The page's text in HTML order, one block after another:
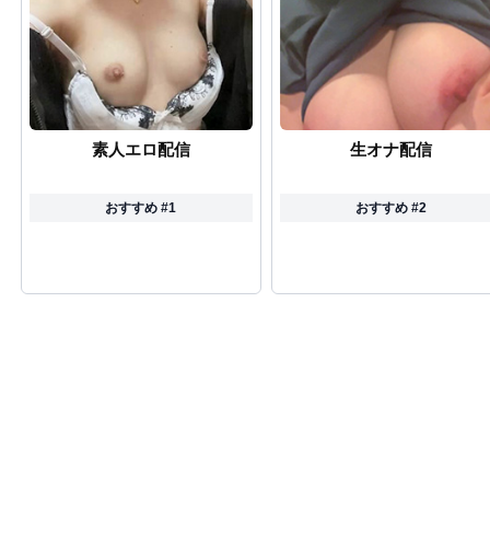
素人エロ配信
おすすめ #1
生オナ配信
おすすめ #2